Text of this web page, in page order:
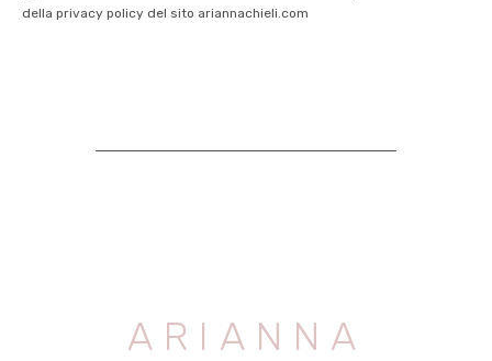
della privacy policy del sito ariannachieli.com
ARIANNA